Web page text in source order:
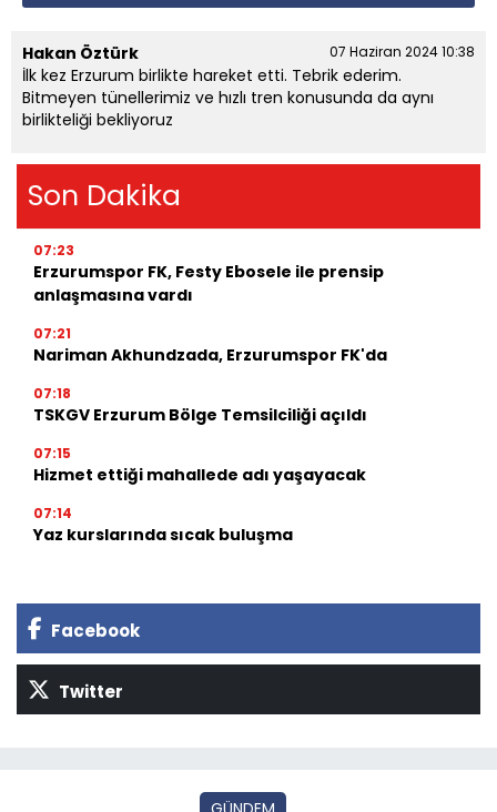
Hakan Öztürk 07 Haziran 2024 10:38
İlk kez Erzurum birlikte hareket etti. Tebrik ederim.
Bitmeyen tünellerimiz ve hızlı tren konusunda da aynı
birlikteliği bekliyoruz
Son Dakika
07:23
Erzurumspor FK, Festy Ebosele ile prensip
anlaşmasına vardı
07:21
Nariman Akhundzada, Erzurumspor FK'da
07:18
TSKGV Erzurum Bölge Temsilciliği açıldı
07:15
Hizmet ettiği mahallede adı yaşayacak
07:14
Yaz kurslarında sıcak buluşma
Facebook
Twitter